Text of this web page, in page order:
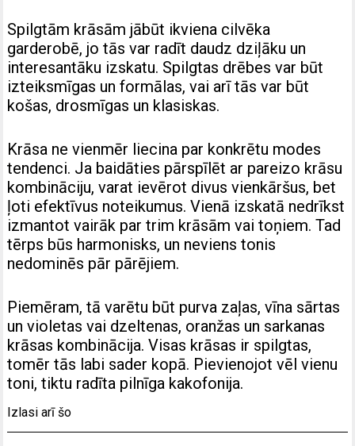
Spilgtām krāsām jābūt ikviena cilvēka
garderobē, jo tās var radīt daudz dziļāku un
interesantāku izskatu. Spilgtas drēbes var būt
izteiksmīgas un formālas, vai arī tās var būt
košas, drosmīgas un klasiskas.
Krāsa ne vienmēr liecina par konkrētu modes
tendenci. Ja baidāties pārspīlēt ar pareizo krāsu
kombināciju, varat ievērot divus vienkāršus, bet
ļoti efektīvus noteikumus. Vienā izskatā nedrīkst
izmantot vairāk par trim krāsām vai toņiem. Tad
tērps būs harmonisks, un neviens tonis
nedominēs pār pārējiem.
Piemēram, tā varētu būt purva zaļas, vīna sārtas
un violetas vai dzeltenas, oranžas un sarkanas
krāsas kombinācija. Visas krāsas ir spilgtas,
tomēr tās labi sader kopā. Pievienojot vēl vienu
toni, tiktu radīta pilnīga kakofonija.
Izlasi arī šo